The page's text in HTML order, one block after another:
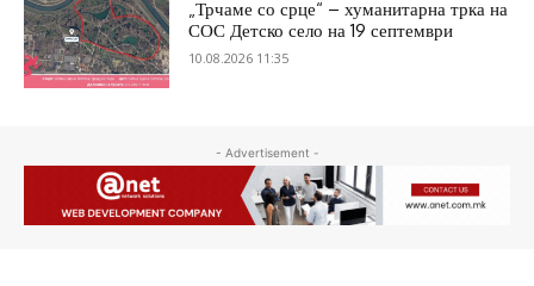
„Трчаме со срце“ – хуманитарна трка на
СОС Детско село на 19 септември
10.08.2026 11:35
- Advertisement -